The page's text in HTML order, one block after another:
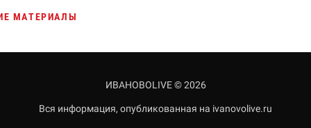
МАТЕРИАЛЫ
ИВАНОВОLIVE © 2026
Вся информация, опубликованная на ivanovolive.ru